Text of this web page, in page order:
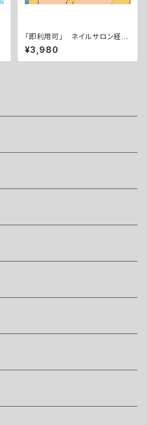
「即利用可」 ネイルサロン経
営 施術に関する同意書 兼 免
責事項 雛形 すぐにご利用い
ただけます。
¥3,980